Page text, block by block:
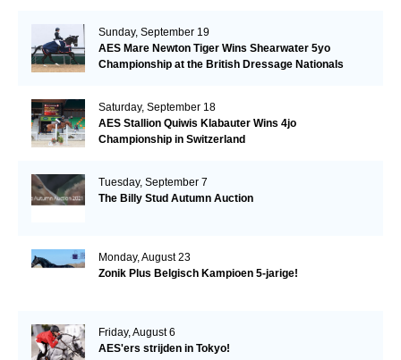
Sunday, September 19
AES Mare Newton Tiger Wins Shearwater 5yo
Championship at the British Dressage Nationals
Saturday, September 18
AES Stallion Quiwis Klabauter Wins 4jo
Championship in Switzerland
Tuesday, September 7
The Billy Stud Autumn Auction
Monday, August 23
Zonik Plus Belgisch Kampioen 5-jarige!
Friday, August 6
AES'ers strijden in Tokyo!